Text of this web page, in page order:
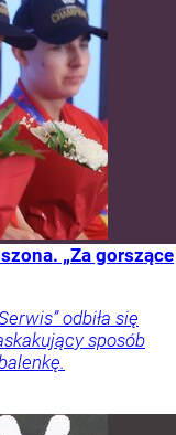
„Za gorszące
odbiła się
sposób